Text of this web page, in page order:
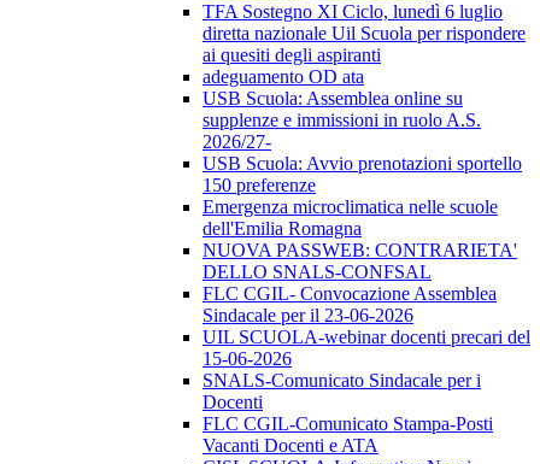
TFA Sostegno XI Ciclo, lunedì 6 luglio
diretta nazionale Uil Scuola per rispondere
ai quesiti degli aspiranti
adeguamento OD ata
USB Scuola: Assemblea online su
supplenze e immissioni in ruolo A.S.
2026/27-
USB Scuola: Avvio prenotazioni sportello
150 preferenze
Emergenza microclimatica nelle scuole
dell'Emilia Romagna
NUOVA PASSWEB: CONTRARIETA'
DELLO SNALS-CONFSAL
FLC CGIL- Convocazione Assemblea
Sindacale per il 23-06-2026
UIL SCUOLA-webinar docenti precari del
15-06-2026
SNALS-Comunicato Sindacale per i
Docenti
FLC CGIL-Comunicato Stampa-Posti
Vacanti Docenti e ATA